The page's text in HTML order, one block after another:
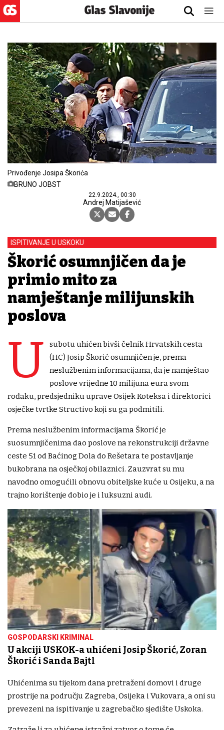
Privođenje Josipa Škoriċa
BRUNO JOBST
22.9.2024., 00:30
Andrej Matijašević
ISPITIVANJE U USKOKU
Škorić osumnjičen da je
primio mito za
namještanje milijunskih
poslova
U
subotu uhićen bivši čelnik Hrvatskih cesta
(HC) Josip Škorić osumnjičen je, prema
neslužbenim informacijama, da je namještao
poslove vrijedne 10 milijuna eura svom
rođaku, predsjedniku uprave Osijek Koteksa i direktorici
osječke tvrtke Structivo koji su ga podmitili.
Prema neslužbenim informacijama Škorić je
suosumnjičenima dao poslove na rekonstrukciji državne
ceste 51 od Baćinog Dola do Rešetara te postavljanje
bukobrana na osječkoj obilaznici. Zauzvrat su mu
navodno omogućili obnovu obiteljske kuće u Osijeku, a na
trajno korištenje dobio je i luksuzni audi.
GOSPODARSKI KRIMINAL
U akciji USKOK-a uhićeni Josip Škorić, Zoran
Škorić i Sanda Bajtl
Uhićenima su tijekom dana pretraženi domovi i druge
prostrije na području Zagreba, Osijeka i Vukovara, a oni su
prevezeni na ispitivanje u zagrebačko sjedište Uskoka.